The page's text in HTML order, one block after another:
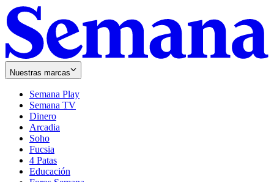
Nuestras marcas
Semana Play
Semana TV
Dinero
Arcadia
Soho
in
new
window
Fucsia
in
new
4 Patas
Educación